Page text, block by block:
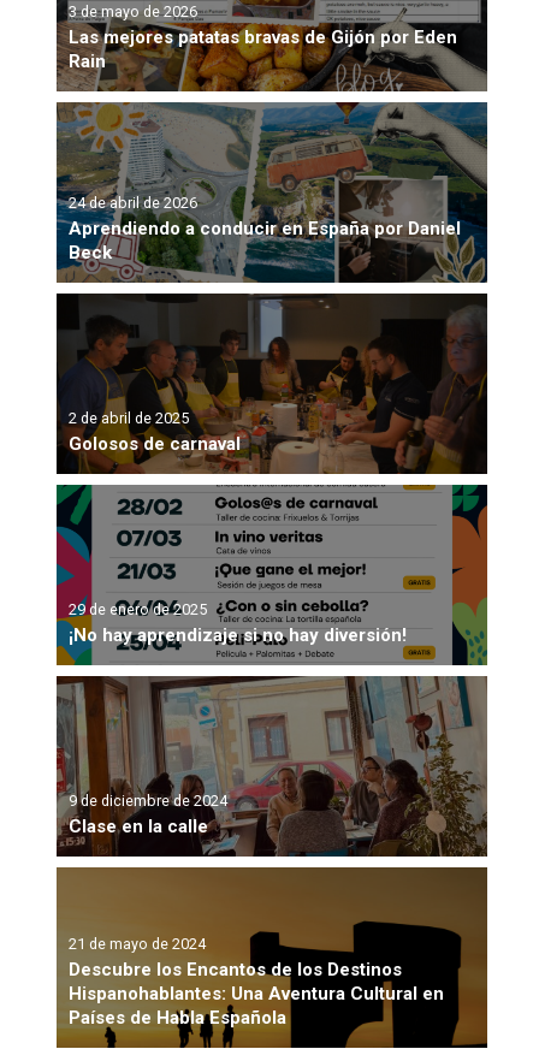
3 de mayo de 2026
Las mejores patatas bravas de Gijón por Eden
Rain
24 de abril de 2026
Aprendiendo a conducir en España por Daniel
Beck
2 de abril de 2025
Golosos de carnaval
29 de enero de 2025
¡No hay aprendizaje si no hay diversión!
9 de diciembre de 2024
Clase en la calle
21 de mayo de 2024
Descubre los Encantos de los Destinos
Hispanohablantes: Una Aventura Cultural en
Países de Habla Española